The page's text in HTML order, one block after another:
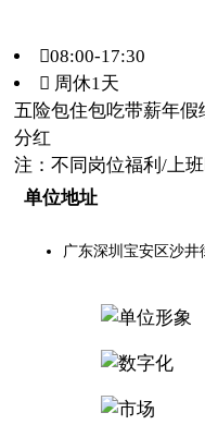
08:00-17:30
 周休1天
五险包住包吃带薪年假
分红
注：不同岗位福利/上
单位地址
广东深圳宝安区沙